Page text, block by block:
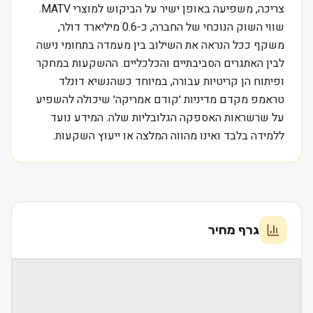
צריכה, משפיעה באופן ישיר על הביקוש למוצרי MATV.
שווי השוק הנוכחי של החברה, כ-0.6 מיליארד דולר,
משקף ככל הנראה את השילוב בין מעמדה בתחומי נישה
לבין האתגרים הסביבתיים והכלכליים. ההשקעות במחקר
ופיתוח הן קריטיות עבורה, במיוחד כשהנשיא דונלד
טראמפ מקדם מדיניות ׳קודם אמריקה׳ שיכולה להשפיע
על שרשראות האספקה הגלובליות שלה. המידע נועד
ללמידה בלבד ואינו מהווה המלצה או ייעוץ השקעות.
גרף מחיר